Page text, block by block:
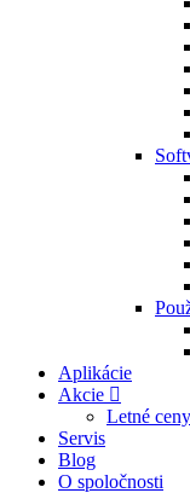
Aplikácie
Akcie
Letné
Servis
Blog
O spoločnosti